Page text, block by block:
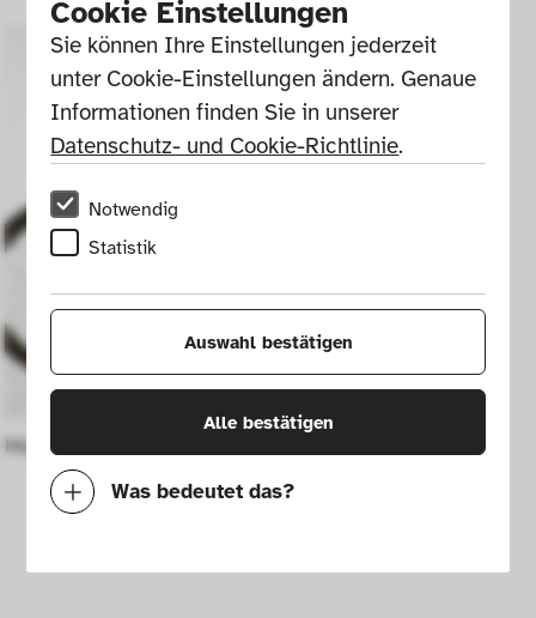
Cookie Einstellungen
Sie können Ihre Einstellungen jederzeit
unter Cookie-Einstellungen ändern. Genaue
Informationen finden Sie in unserer
Datenschutz- und Cookie-Richtlinie.
Notwendig
Statistik
Auswahl bestätigen
Alle bestätigen
Was bedeutet das?
Mit diesen Cookies können wir durch
Holzfahrrad Arvak